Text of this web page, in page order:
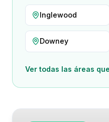
Inglewood
Downey
Ver todas las áreas